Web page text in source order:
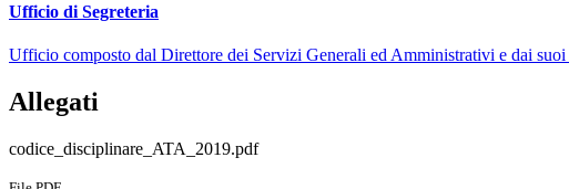
Ufficio di Segreteria
Ufficio composto dal Direttore dei Servizi Generali ed Amministrativi e dai
Allegati
codice_disciplinare_ATA_2019.pdf